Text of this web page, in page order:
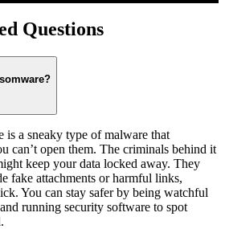
Questions
is a sneaky type of malware that
can’t open them. The criminals behind it
keep your data locked away. They
fake attachments or harmful links,
You can stay safer by being watchful
running security software to spot